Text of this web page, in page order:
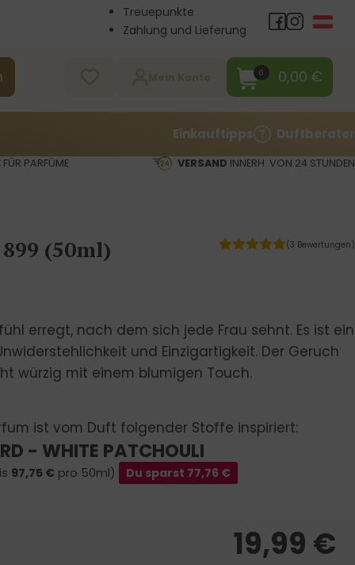
Treuepunkte
Zahlung und Lieferung
0 0,00 €
Einkauftipps Duftberater
FÜR PARFÜME VERSAND INNERH. VON 24 STUNDEN
(50ml) (3 Bewertungen)
erregt, nach dem sich jede Frau sehnt. Es ist ein
und Einzigartigkeit. Der Geruch
würzig mit einem blumigen Touch.
ist vom Duft folgender Stoffe inspiriert:
- WHITE PATCHOULI
97,75 € pro 50ml) Du sparst 77,76 €
19,99 €